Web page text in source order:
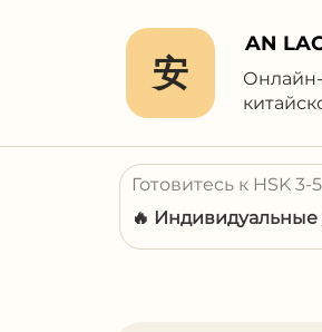
安
AN
Готовитесь к HSK
🔥